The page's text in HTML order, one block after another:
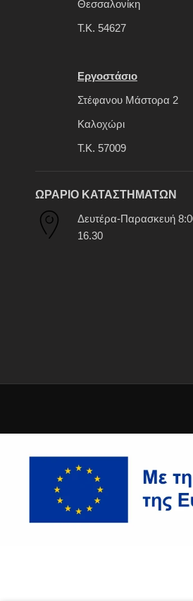
Θεσσαλονίκη
Τ.Κ. 54627
Εργοστάσιο
Στέφανου Μάστορα 2
Καλοχώρι
Τ.Κ. 57009
ΩΡΑΡΙΟ ΚΑΤΑΣΤΗΜΑΤΩΝ
Δευτέρα-Παρασκευή
16.30